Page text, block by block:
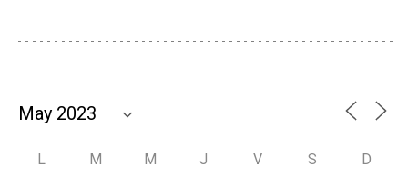
L M M J V S D